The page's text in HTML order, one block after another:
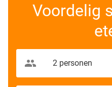
Voordelig